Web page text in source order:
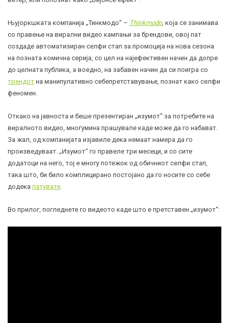
Њујоркшката компанија „Тинкмодо“ – Thinkmodo, која се занимава
со правење на вирални видео кампањи за брендови, овој пат
создаде автоматизиран селфи стап за промоција на нова сезона
на позната комична серија, со цел на најефективен начин да допре
до целната публика, а воедно, на забавен начин да си поигра со
трендот на манипулативно себепретставување, познат како селфи
феномен.
Откако на јавноста и беше презентиран „изумот“ за потребите на
виралното видео, многумина прашувале каде може да го набават.
За жал, од компанијата изјавиле дека немаат намера да го
произведуваат. „Изумот“ го правеле три месеци, и со сите
додатоци на него, тој е многу потежок од обичниот селфи стап,
така што, би било комплицирано постојано да го носите со себе
додека патувате
Во прилог, погледнете го видеото каде што е претставен „изумот“: